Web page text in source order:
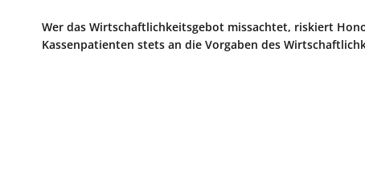
Wer das Wirtschaftlichkeitsgebot missachtet, riskiert
Kassenpatienten stets an die Vorgaben des